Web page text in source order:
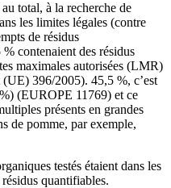
total, à la recherche de
les limites légales (contre
de résidus
contenaient des résidus
maximales autorisées (LMR)
396/2005). 45,5 %, c’est
(EUROPE 11769) et ce
présents en grandes
de pomme, par exemple,
testés étaient dans les
quantifiables.